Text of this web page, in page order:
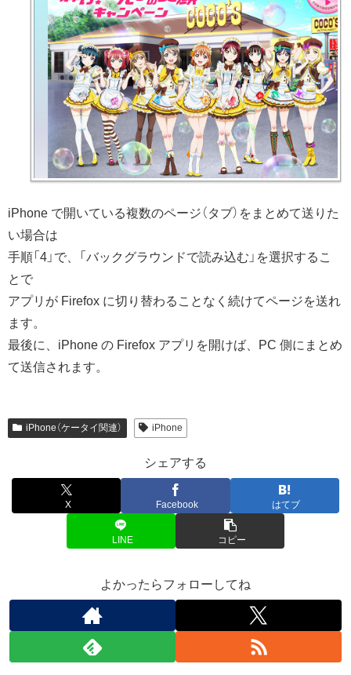
iPhone で開いている複数のページ（タブ）をまとめて送りた
い場合は
手順「4」で、「バックグラウンドで読み込む」を選択するこ
とで
アプリが Firefox に切り替わることなく続けてページを送れ
ます。
最後に、iPhone の Firefox アプリを開けば、PC 側にまとめ
て送信されます。
iPhone（ケータイ関連） iPhone
シェアする
X Facebook はてブ
LINE コピー
よかったらフォローしてね